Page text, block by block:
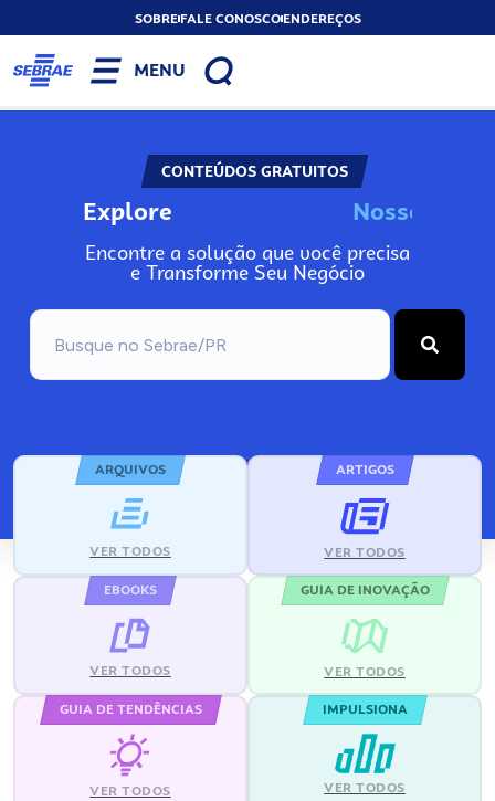
SOBREFALE CONOSCOENDEREÇOS
MENU
CONTEÚDOS GRATUITOS
Explore Nos
Encontre a solução que você precisa
e Transforme Seu Negócio
ARQUIVOS
VER TODOS
ARTIGOS
VER TODOS
EBOOKS
VER TODOS
GUIA DE INOVAÇÃO
VER TODOS
GUIA DE TENDÊNCIAS
VER TODOS
IMPULSIONA
VER TODOS